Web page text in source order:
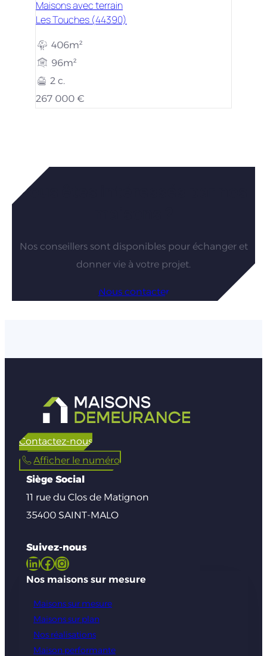
Maisons avec terrain
Les Touches (44390)
406m²
96m²
2 c.
267 000 €
Vous êtes intéressés par nos
Nos conseillers sont disponibles pour échanger et
donner vie à votre projet.
Nous contacter
Contactez-nous
Afficher le numéro
Siège Social
11 rue du Clos de Matignon
35400 SAINT-MALO
Suivez-nous
LinkedIn Facebook Instagram
Nos maisons sur mesure
Maisons sur mesure
Maisons sur plan
Nos réalisations
Maison performante